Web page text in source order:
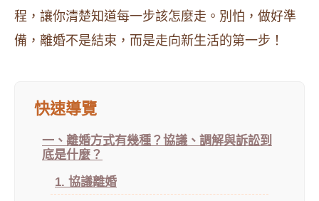
程，讓你清楚知道每一步該怎麼走。別怕，做好準
備，離婚不是結束，而是走向新生活的第一步！
快速導覽
一、離婚方式有幾種？協議、調解與訴訟到
底是什麼？
1. 協議離婚